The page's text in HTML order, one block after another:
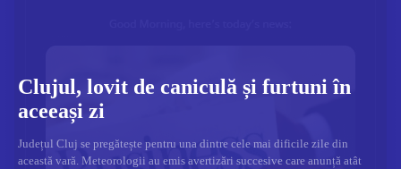
Clujul, lovit de caniculă și furtuni în
aceeași zi
Județul Cluj se pregătește pentru una dintre cele mai dificile zile din
această vară. Meteorologii au emis avertizări succesive care anunță atât